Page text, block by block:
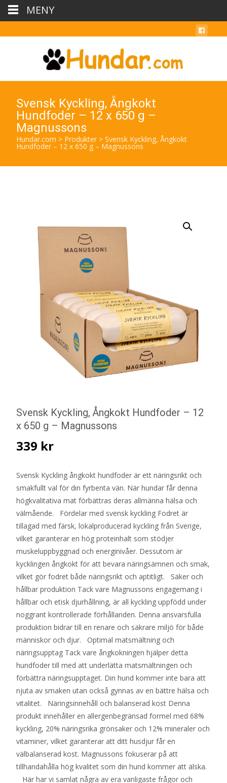
Svensk Kyckling, Ångkokt
Hundfoder – 12 x 650 g –
Magnussons
Hundar.com > Produkter > Svensk Kyckling, Ångkokt
Hundfoder – 12 x 650 g – Magnussons
Svensk Kyckling, Ångkokt Hundfoder – 12
x 650 g – Magnussons
339 kr
Svensk Kyckling ångkokt hundfoder är ett näringsrikt och
smakfullt val för din fyrbenta vän. När hundar får denna
högkvalitativa mat förbättras deras allmänna hälsa och
välmående. Fördelar med svensk kyckling Fodret är
tillagad med färsk, lokalproducerad kyckling från Sverige,
vilket garanterar en hög proteinhalt som stödjer
muskeluppbyggnad och energinivåer. Dessutom är
kycklingen ångkokt för att bevara näringsämnen och smak,
vilket gör fodret både näringsrikt och aptitligt. Säker och
hållbar produktion Tack vare Magnussons engagemang i
hållbar och etisk djurhållning, är all kyckling uppfödd under
noggrant kontrollerade förhållanden. Denna ansvarsfulla
produktion bidrar till en renare och säkrare miljö för både
människor och djur. Optimal matsmältning och
näringsupptag Tack vare ångkokningen hjälper detta
hundfoder till med att underlätta matsmältningen och
förbättra näringsupptaget. Din hund kommer inte bara att
njuta av smaken utan också gynnas av en bättre hälsa och
vitalitet. Näringsinnehåll och balanserad kost Denna
produkt innehåller en allergenbegränsad formel med 68%
kyckling, 20% näringsrika grönsaker och 12% mineraler och
vitaminer, vilket garanterar att ditt husdjur får en
välbalanserad kost. Magnussons fokuserar på att
tillhandahålla hög kvalitet som din hund kommer att älska.
Här har vi samlat några av era vanligaste frågor och
MENY